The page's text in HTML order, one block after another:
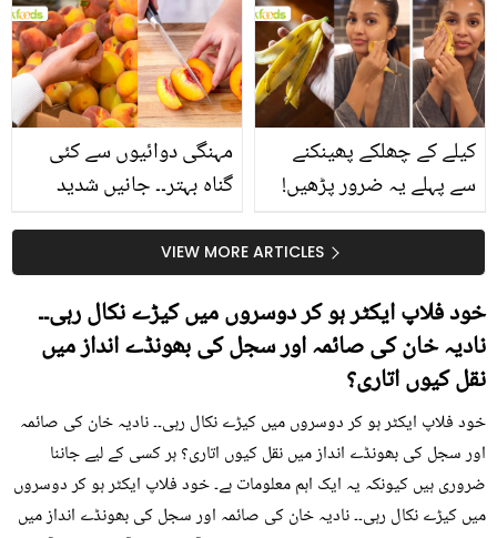
سے متعلق غلط فہمیوں کی
حقیقت کیا ہے اور افواہ
کیا؟
بتائے راز
مہنگی دوائیوں سے کئی
گناہ بہتر۔۔ جانیں شدید
کیوں کھانا چاہیے؟
کیلے کے چھلکے پھینکنے
سے پہلے یہ ضرور پڑھیں!
سستا اور قدرتی حلVIEW MORE ARTICLES
خود فلاپ ایکٹر ہو کر دوسروں میں کیڑے نکال رہی۔۔
نادیہ خان کی صائمہ اور سجل کی بھونڈے انداز میں
نقل کیوں اتاری؟
خود فلاپ ایکٹر ہو کر دوسروں میں کیڑے نکال رہی۔۔ نادیہ خان کی صائمہ
اور سجل کی بھونڈے انداز میں نقل کیوں اتاری؟ ہر کسی کے لیے جاننا
ضروری ہیں کیونکہ یہ ایک اہم معلومات ہے۔ خود فلاپ ایکٹر ہو کر دوسروں
میں کیڑے نکال رہی۔۔ نادیہ خان کی صائمہ اور سجل کی بھونڈے انداز میں